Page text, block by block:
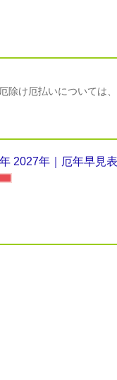
除け厄払いについては
2027年｜厄年早見